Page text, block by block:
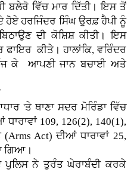
ਬਲੇਰੋ ਵਿੱਚ ਮਾਰ ਦਿੱਤੀ। ਇਸ ਤੋਂ
ਹਰਜਿੰਦਰ ਸਿੰਘ ਉਰਫ਼ ਹੈਪੀ ਨੂੰ
ਦੀ ਕੋਸ਼ਿਸ਼ ਕੀਤੀ। ਇਸ
ਕੀਤੇ। ਹਾਲਾਂਕਿ, ਵਰਿੰਦਰ
ਕੇ ਆਪਣੀ ਜਾਨ ਬਚਾਈ ਅਤੇ
'ਤੇ ਥਾਣਾ ਸਦਰ ਮੋਰਿੰਡਾ ਵਿੱਚ
109, 126(2), 140(1),
Act) ਦੀਆਂ ਧਾਰਾਵਾਂ 25,
ਗਿਆ।
ਪੁਲਿਸ ਨੇ ਤੁਰੰਤ ਘੇਰਾਬੰਦੀ ਕਰਕੇ